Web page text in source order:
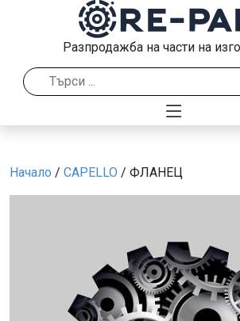
Разпродажба на части на
Начало / CAPELLO / ФЛАНЕЦ